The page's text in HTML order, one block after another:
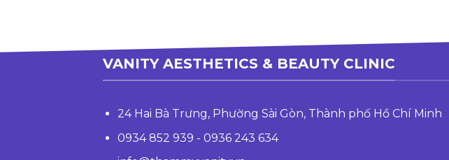
VANITY AESTHETICS & BEAUTY CLINIC
24 Hai Bà Trưng, Phường Sài Gòn, Thành phố Hồ Chí Minh
0934 852 939 - 0936 243 634